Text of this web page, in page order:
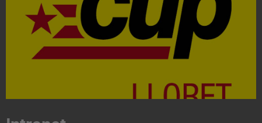
l'esquerra independentista i anticapitalista
CONTACTA